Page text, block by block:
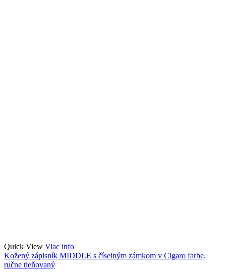
Quick View Viac info
Kožený zápisník MIDDLE s číselným zámkom v Cigaro farbe,
ručne tieňovaný